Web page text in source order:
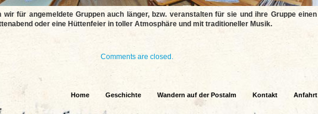
wir für angemeldete Gruppen auch länger, bzw. veranstalten für sie und ihre Gruppe einen
oder eine Hüttenfeier in toller Atmosphäre und mit traditioneller Musik.
Comments are closed.
Home Geschichte Wandern auf der Postalm Kontakt Anfahrt